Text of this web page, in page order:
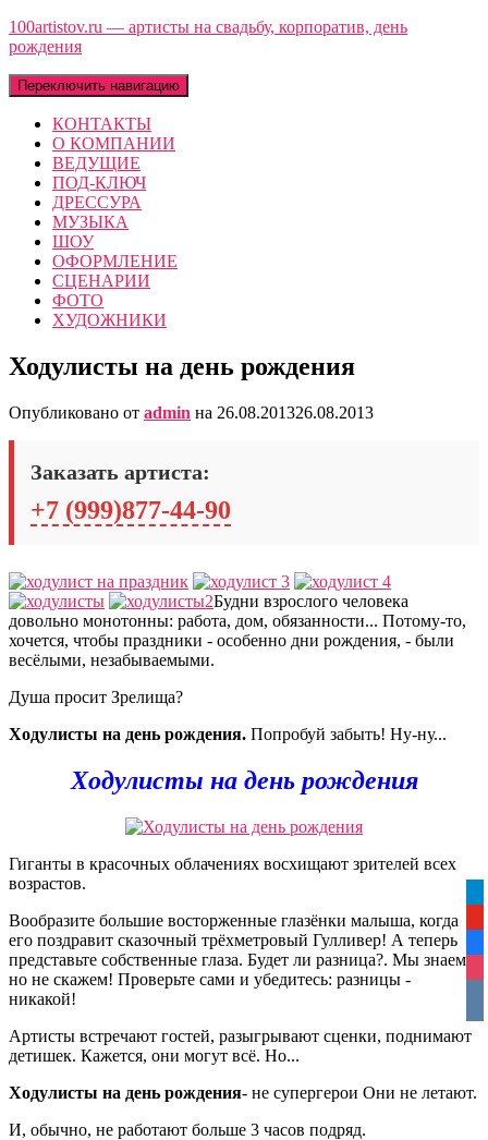
100artistov.ru — артисты на свадьбу, корпоратив, день
рождения
Переключить навигацию
КОНТАКТЫ
О КОМПАНИИ
ВЕДУЩИЕ
ПОД-КЛЮЧ
ДРЕССУРА
МУЗЫКА
ШОУ
ОФОРМЛЕНИЕ
СЦЕНАРИИ
ФОТО
ХУДОЖНИКИ
Ходулисты на день рождения
Опубликовано от admin на 26.08.201326.08.2013
Заказать артиста:
+7 (999)877-44-90
Будни взрослого человека
довольно монотонны: работа, дом, обязанности... Потому-то,
хочется, чтобы праздники - особенно дни рождения, - были
весёлыми, незабываемыми.
Душа просит Зрелища?
Ходулисты на день рождения. Попробуй забыть! Ну-ну...
Ходулисты на день рождения
Гиганты в красочных облачениях восхищают зрителей всех
возрастов.
Вообразите большие восторженные глазёнки малыша, когда
его поздравит сказочный трёхметровый Гулливер! А теперь
представьте собственные глаза. Будет ли разница?. Мы знаем,
но не скажем! Проверьте сами и убедитесь: разницы -
никакой!
Артисты встречают гостей, разыгрывают сценки, поднимают
детишек. Кажется, они могут всё. Но...
Ходулисты на день рождения- не супергерои Они не летают.
И, обычно, не работают больше 3 часов подряд.